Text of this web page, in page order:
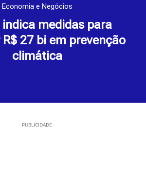
Economia e Negócios
indica medidas para
27 bi em prevenção
climática
PUBLICIDADE